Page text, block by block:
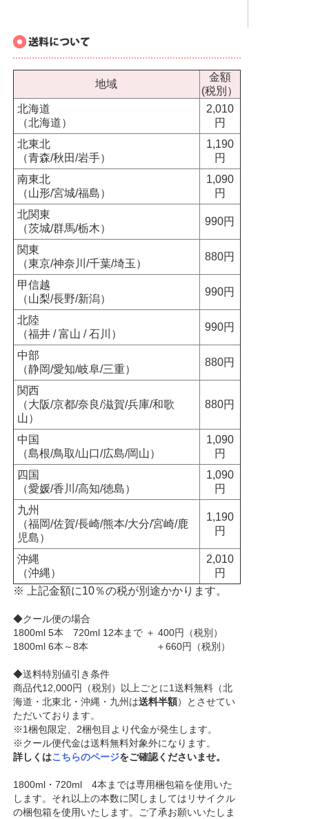
地域
金額
(税別）
北海道
（北海道）
2,010
円
北東北
（青森/秋田/岩手）
1,190
円
南東北
（山形/宮城/福島）
1,090
円
北関東
（茨城/群馬/栃木）
990円
関東
（東京/神奈川/千葉/埼玉）
880円
甲信越
（山梨/長野/新潟）
990円
北陸
（福井 / 富山 / 石川）
990円
中部
（静岡/愛知/岐阜/三重）
880円
関西
（大阪/京都/奈良/滋賀/兵庫/和歌
山）
880円
中国
（島根/鳥取/山口/広島/岡山）
1,090
円
四国
（愛媛/香川/高知/徳島）
1,090
円
九州
（福岡/佐賀/長崎/熊本/大分/宮崎/鹿
児島）
1,190
円
沖縄
（沖縄）
2,010
円
※ 上記金額に10％の税が別途かかります。
◆クール便の場合
1800ml 5本 720ml 12本まで ＋ 400円（税別）
1800ml 6本～8本 ＋660円（税別）
◆送料特別値引き条件
商品代12,000円（税別）以上ごとに1送料無料（北
海道・北東北・沖縄・九州は送料半額）とさせてい
ただいております。
※1梱包限定、2梱包目より代金が発生します。
※クール便代金は送料無料対象外になります。
詳しくはこちらのページをご確認くださいませ。
1800ml・720ml 4本までは専用梱包箱を使用いた
します。それ以上の本数に関しましてはリサイクル
の梱包箱を使用いたします。ご了承お願いいたしま